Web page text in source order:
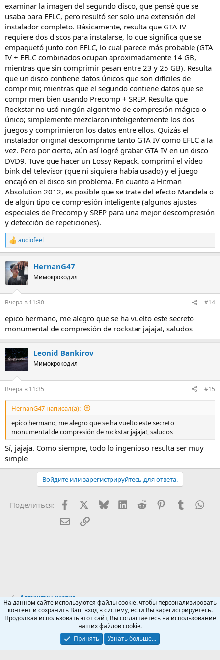
vistas de pantalla de presentación) dieron una relación del 65%
(salieron 1,77 GB). Pero el problema principal es el sonido. La
carpeta Audio pesa 6GB sin comprimir, esto es un tercio del peso del
juego, que en sí no se reduce debido a sus características (hasta
donde recuerdo, existe un formato PCM o ADPCM 16bit Mono,
32000hz). Se comprimió a un máximo de 4,22 GB utilizando la
misma cadena, aunque se puede excluir la precompilaciónÉl todavía
no ve ningún arroyo allí. Y lo que me pasó a mí en general. Modelos
y texturas 3,26gb + otros 1,77gb + audio 4,22gb = 9,25gb
Lo que realmente quería saber:
La pregunta es cómo Rockstar empaquetó este juguete de 7 gigas.
Por ejemplo, incluso si tomas 3,26 gb y 1,77 gb (unos 5 en total),
¿qué le hicieron al sonido que le hizo perder tanto peso? Y aunque
tomaran algo más que sonido, ¿cómo lograron una compresión tan
fuerte... ¿Y es posible lograr esto utilizando métodos estándar, para
no implementar algunos empaquetadores personalizados
complejos y descomprimidores de datos de juegos? Dado que
tuvieron éxito, ¿en teoría los datos generalmente se pueden
comprimir hasta tal punto? Y, sin embargo, durante la instalación
del juego, no me importa, incluso si ha estado instalando algo todo
el día, lo principal es que al menos de alguna manera todo esto
encajará)
examinar la imagen del segundo disco, que pensé que se
usaba para EFLC, pero resultó ser solo una extensión del
instalador completo. Básicamente, resulta que GTA IV
requiere dos discos para instalarse, lo que significa que se
empaquetó junto con EFLC, lo cual parece más probable (GTA
IV + EFLC combinados ocupan aproximadamente 14 GB,
mientras que sin comprimir pesan entre 23 y 25 GB). Resulta
que un disco contiene datos únicos que son difíciles de
comprimir, mientras que el segundo contiene datos que se
comprimen bien usando Precomp + SREP. Resulta que
Rockstar no usó ningún algoritmo de compresión mágico o
único; simplemente mezclaron inteligentemente los dos
juegos y comprimieron los datos entre ellos. Quizás el
instalador original descomprime tanto GTA IV como EFLC a la
vez. Pero por cierto, aún así logré grabar GTA IV en un disco
DVD9. Tuve que hacer un Lossy Repack, comprimí el vídeo
bink del televisor (que ni siquiera había usado) y el juego
encajó en el disco sin problema. En cuanto a Hitman
Absolution 2012, es posible que se trate del efecto Mandela o
de algún tipo de compresión inteligente (algunos ajustes
especiales de Precomp y SREP para una mejor descompresión
y detección de repeticiones).
Р
е
к
ц
и
audiofeel
HernanG47
Мимокрокодил
Вчера в 11:30 #14
epico hermano, me alegro que se ha vuelto este secreto
monumental de compresión de rockstar jajaja!, saludos
Leonid Bankirov
Мимокрокодил
Вчера в 11:35 #15
HernanG47 написал(а):
epico hermano, me alegro que se ha vuelto este secreto
monumental de compresión de rockstar jajaja!, saludos
Sí, jajaja. Como siempre, todo lo ingenioso resulta ser muy
simple
Войдите или зарегистрируйтесь для ответа.
Поделиться: FacebookX (Twitter)
BlueskyLinkedInReddit PinterestTumblr
Электронная почта
Ссылка
Алгоритмы сжатия
Russian (RU)
Условия и правила
Политика конфиденциальности
Помощь
На данном сайте используются файлы cookie, чтобы персонализировать
контент и сохранить Ваш вход в систему, если Вы зарегистрируетесь.
Продолжая использовать этот сайт, Вы соглашаетесь на использование
наших файлов cookie.
Принять
Узнать больше...